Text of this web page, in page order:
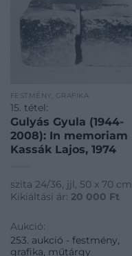
FESTMÉNY, GRAFIKA
15. tétel:
Gulyás Gyula (1944-
2008): In memoriam
Kassák Lajos, 1974
szita 24/36, jjl, 50 x 70 cm
Kikiáltási ár: 20 000 Ft
Aukció:
253. aukció - festmény,
grafika, műtárgy